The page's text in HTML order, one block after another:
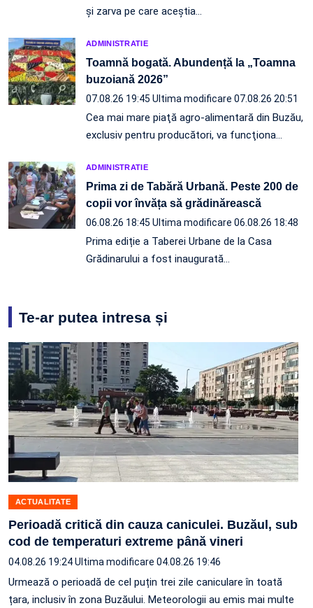
și zarva pe care aceștia…
ADMINISTRATIE
Toamnă bogată. Abundență la „Toamna
buzoiană 2026”
07.08.26 19:45 Ultima modificare 07.08.26 20:51
Cea mai mare piaţă agro-alimentară din Buzău,
exclusiv pentru producători, va funcţiona…
ADMINISTRATIE
Prima zi de Tabără Urbană. Peste 200 de
copii vor învăța să grădinărească
06.08.26 18:45 Ultima modificare 06.08.26 18:48
Prima ediție a Taberei Urbane de la Casa
Grădinarului a fost inaugurată…
Te-ar putea intresa și
ACTUALITATE
Perioadă critică din cauza caniculei. Buzăul, sub
cod de temperaturi extreme până vineri
04.08.26 19:24Ultima modificare 04.08.26 19:46
Urmează o perioadă de cel puțin trei zile caniculare în toată
țara, inclusiv în zona Buzăului. Meteorologii au emis mai multe